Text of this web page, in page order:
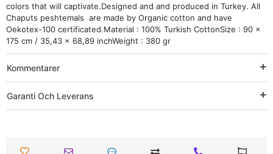
colors that will captivate.Designed and and produced in Turkey. All
Chaputs peshtemals are made by Organic cotton and have
Oekotex-100 certificated.Material : 100% Turkish CottonSize : 90 x
175 cm / 35,43 x 68,89 inchWeight : 380 gr
Kommentarer
Garanti Och Leverans